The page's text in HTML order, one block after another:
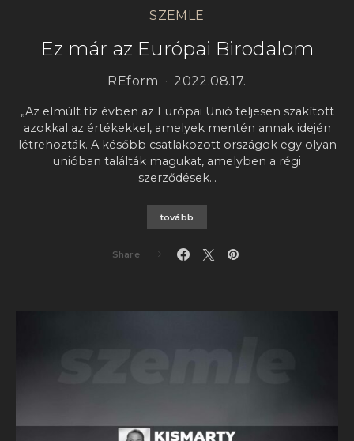
SZEMLE
Ez már az Európai Birodalom
REform 2022.08.17.
„Az elmúlt tíz évben az Európai Unió teljesen szakított
azokkal az értékekkel, amelyek mentén annak idején
létrehozták. A később csatlakozott országok egy olyan
unióban találták magukat, amelyben a régi
szerződések…
tovább
Share